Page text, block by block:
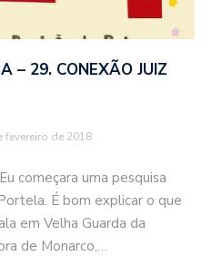
– 29. CONEXÃO JUIZ
fevereiro de 2018
começara uma pesquisa
É bom explicar o que
em Velha Guarda da
de Monarco,…